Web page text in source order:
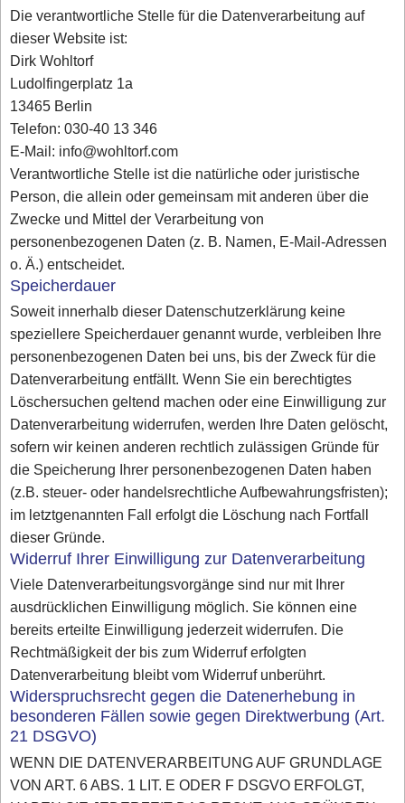
Die verantwortliche Stelle für die Datenverarbeitung auf
dieser Website ist:
Dirk Wohltorf
Ludolfingerplatz 1a
13465 Berlin
Telefon: 030-40 13 346
E-Mail: info@wohltorf.com
Verantwortliche Stelle ist die natürliche oder juristische
Person, die allein oder gemeinsam mit anderen über die
Zwecke und Mittel der Verarbeitung von
personenbezogenen Daten (z. B. Namen, E-Mail-Adressen
o. Ä.) entscheidet.
Speicherdauer
Soweit innerhalb dieser Datenschutzerklärung keine
speziellere Speicherdauer genannt wurde, verbleiben Ihre
personenbezogenen Daten bei uns, bis der Zweck für die
Datenverarbeitung entfällt. Wenn Sie ein berechtigtes
Löschersuchen geltend machen oder eine Einwilligung zur
Datenverarbeitung widerrufen, werden Ihre Daten gelöscht,
sofern wir keinen anderen rechtlich zulässigen Gründe für
die Speicherung Ihrer personenbezogenen Daten haben
(z.B. steuer- oder handelsrechtliche Aufbewahrungsfristen);
im letztgenannten Fall erfolgt die Löschung nach Fortfall
dieser Gründe.
Widerruf Ihrer Einwilligung zur Datenverarbeitung
Viele Datenverarbeitungsvorgänge sind nur mit Ihrer
ausdrücklichen Einwilligung möglich. Sie können eine
bereits erteilte Einwilligung jederzeit widerrufen. Die
Rechtmäßigkeit der bis zum Widerruf erfolgten
Datenverarbeitung bleibt vom Widerruf unberührt.
Widerspruchsrecht gegen die Datenerhebung in
besonderen Fällen sowie gegen Direktwerbung (Art.
21 DSGVO)
WENN DIE DATENVERARBEITUNG AUF GRUNDLAGE
VON ART. 6 ABS. 1 LIT. E ODER F DSGVO ERFOLGT,